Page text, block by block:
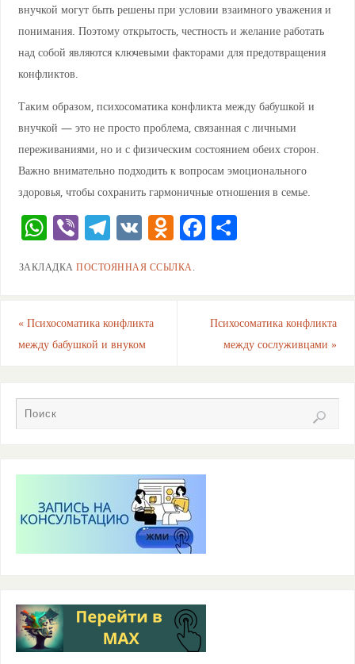
внучкой могут быть решены при условии взаимного уважения и
понимания. Поэтому открытость, честность и желание работать
над собой являются ключевыми факторами для предотвращения
конфликтов.
Таким образом, психосоматика конфликта между бабушкой и
внучкой — это не просто проблема, связанная с личными
переживаниями, но и с физическим состоянием обеих сторон.
Важно внимательно подходить к вопросам эмоционального
здоровья, чтобы сохранить гармоничные отношения в семье.
W
at
A
p
Vi
er
T
e
a
m
V O
n
ni
F
b
k
О
ть
ЗАКЛАДКАПОСТОЯННАЯ ССЫЛКА.
«Психосоматика конфликта
между бабушкой и внуком
Психосоматика конфликта
между сослуживцами»